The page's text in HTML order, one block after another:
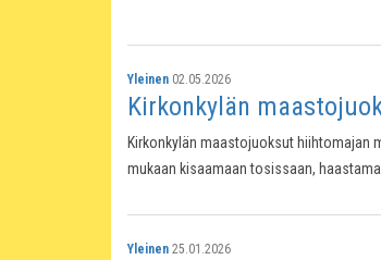
Yleinen 02.05.2026
Kirkonkylän
Kirkonkylän maastojuoksut hiihtomajan
mukaan kisaamaan tosissaan,
Yleinen 25.01.2026